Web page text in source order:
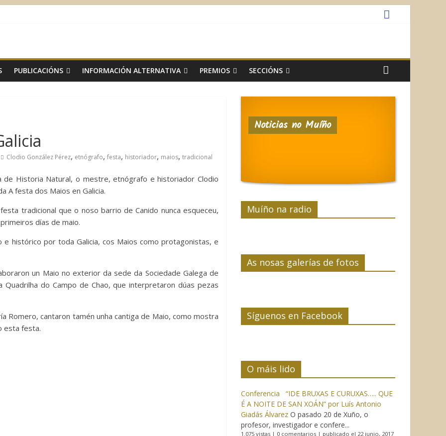
PUBLICACIÓNS INFORMACIÓN ALTERNATIVA PREMIOS SECCIÓNS
Clodio González Pérez, etnógrafo, festa, historiador, maios, tradicional
de Historia Natural, o mestre, etnógrafo e historiador Clodio
A festa dos Maios en Galicia.
tradicional que o noso barrio de Canido nunca esqueceu,
días de maio.
histórico por toda Galicia, cos Maios como protagonistas, e
un Maio no exterior da sede da Sociedade Galega de
Quadrilha do Campo de Chao, que interpretaron dúas pezas
Romero, cantaron tamén unha cantiga de Maio, como mostra
esta festa.
Noticias no Muíño
Muíño na radio
As nosas galerías de fotos
Síguenos en Facebook
O máis lido
Conferencia “IDE BRUXAS E CURUXAS….. QUE
É A NOITE DE SAN XOÁN” por Luís Antonio
Giadás Álvarez O pasado 20 de Xuño, o
profesor, investigador e confere...
1.075 vistas | 0 comentarios | publicado el 22 junio, 2017